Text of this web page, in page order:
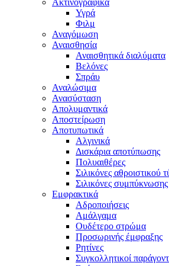
Ακτινογραφικά
Υγρά
Φιλμ
Αναγόμωση
Αναισθησία
Αναισθητικά διαλύματα
Βελόνες
Σπράυ
Αναλώσιμα
Ανασύσταση
Απολυμαντικά
Αποστείρωση
Αποτυπωτικά
Αλγινικά
Δισκάρια αποτύπωσης
Πολυαιθέρες
Σιλικόνες αθροιστικού
Σιλικόνες συμπύκνωσης
Εμφρακτικά
Αδροποιήσεις
Αμάλγαμα
Ουδέτερο στρώμα
Προσωρινής έμφραξης
Ρητίνες
Συγκολλητικοί